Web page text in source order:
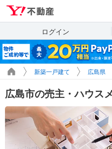
ログイン
新築一戸建て 広島県
広島市の売主・ハウス